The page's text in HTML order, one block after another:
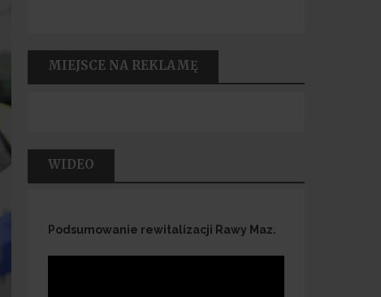
MIEJSCE NA REKLAMĘ
WIDEO
Podsumowanie rewitalizacji Rawy Maz.